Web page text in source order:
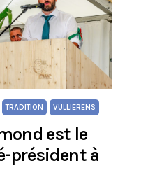
TRADITION VULLIERENS
est le
président à